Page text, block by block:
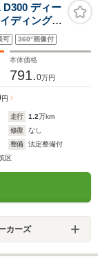
ディー
ディングパ
リングヒー
ステップ サ
アパック
可 360°画像付
本体価格
791.0万円
円
走行 1.2万km
修復
なし
整備
法定整備付
区
カーズ